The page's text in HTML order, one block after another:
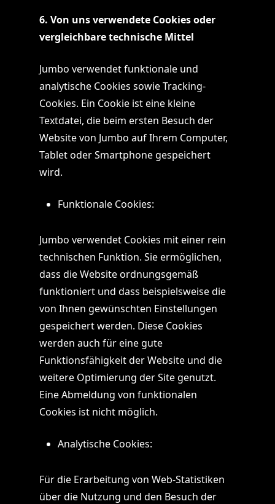
6. Von uns verwendete Cookies oder
vergleichbare technische Mittel
Jumbo verwendet funktionale und
analytische Cookies sowie Tracking-
Cookies. Ein Cookie ist eine kleine
Textdatei, die beim ersten Besuch der
Website von Jumbo auf Ihrem Computer,
Tablet oder Smartphone gespeichert
wird.
Funktionale Cookies:
Jumbo verwendet Cookies mit einer rein
technischen Funktion. Sie ermöglichen,
dass die Website ordnungsgemäß
funktioniert und dass beispielsweise die
von Ihnen gewünschten Einstellungen
gespeichert werden. Diese Cookies
werden auch für eine gute
Funktionsfähigkeit der Website und die
weitere Optimierung der Site genutzt.
Eine Abmeldung von funktionalen
Cookies ist nicht möglich.
Analytische Cookies:
Für die Erarbeitung von Web-Statistiken
über die Nutzung und den Besuch der